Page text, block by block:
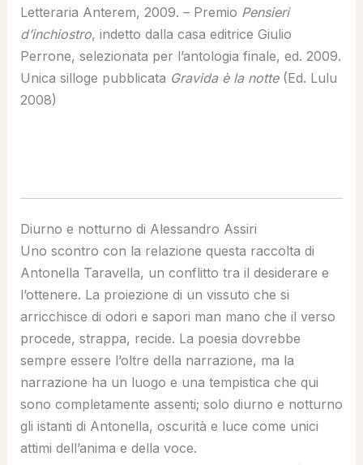
Letteraria Anterem, 2009. – Premio Pensieri
d’inchiostro, indetto dalla casa editrice Giulio
Perrone, selezionata per l’antologia finale, ed. 2009.
Unica silloge pubblicata Gravida è la notte(Ed. Lulu
2008)
Diurno e notturno di Alessandro Assiri
Uno scontro con la relazione questa raccolta di
Antonella Taravella, un conflitto tra il desiderare e
l’ottenere. La proiezione di un vissuto che si
arricchisce di odori e sapori man mano che il verso
procede, strappa, recide. La poesia dovrebbe
sempre essere l’oltre della narrazione, ma la
narrazione ha un luogo e una tempistica che qui
sono completamente assenti; solo diurno e notturno
gli istanti di Antonella, oscurità e luce come unici
attimi dell’anima e della voce.